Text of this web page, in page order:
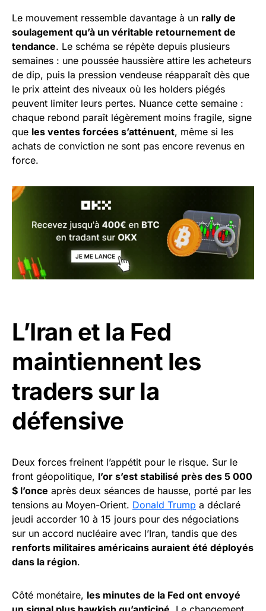
Le mouvement ressemble davantage à un rally de
soulagement qu’à un véritable retournement de
tendance. Le schéma se répète depuis plusieurs
semaines : une poussée haussière attire les acheteurs
de dip, puis la pression vendeuse réapparaît dès que
le prix atteint des niveaux où les holders piégés
peuvent limiter leurs pertes. Nuance cette semaine :
chaque rebond paraît légèrement moins fragile, signe
que les ventes forcées s’atténuent, même si les
achats de conviction ne sont pas encore revenus en
force.
L’Iran et la Fed
maintiennent les
traders sur la
défensive
Deux forces freinent l’appétit pour le risque. Sur le
front géopolitique, l’or s’est stabilisé près des 5 000
$ l’once après deux séances de hausse, porté par les
tensions au Moyen-Orient. Donald Trump a déclaré
jeudi accorder 10 à 15 jours pour des négociations
sur un accord nucléaire avec l’Iran, tandis que des
renforts militaires américains auraient été déployés
dans la région.
Côté monétaire, les minutes de la Fed ont envoyé